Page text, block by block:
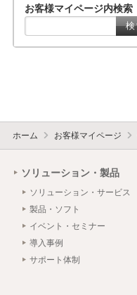
お客様マイページ内検索
ホーム お客様マイページ
ソリューション・製品
ソリューション・サービス
製品・ソフト
イベント・セミナー
導入事例
サポート体制